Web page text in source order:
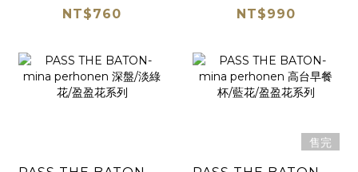
杯/淡綠花/盈盈花系列
NT$760
綠花/盈盈花系列
NT$990
售完